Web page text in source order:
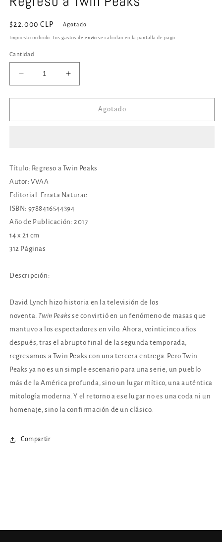
en
modal
Precio
habitual
$22.000 CLP Agotado
Impuesto incluido. Losgastos de envío se calculan en la pantalla de pago.
Cantidad
Reducir
cantidad
para
a
Aumentar
cantidad
para
Regreso
a
Agotado
Título: Regreso a Twin Peaks
Autor: VVAA
Editorial: Errata Naturae
ISBN: 9788416544394
Año de Publicación: 2017
14 x 21 cm
312 Páginas
Descripción:
David Lynch hizo historia en la televisión de los
noventa. Twin Peaks se convirtió en un fenómeno de masas que
mantuvo a los espectadores en vilo. Ahora, veinticinco años
después, tras el abrupto final de la segunda temporada,
regresamos a Twin Peaks con una tercera entrega. Pero Twin
Peaks ya no es un simple escenario para una serie, un pueblo
más de la América profunda, sino un lugar mítico, una auténtica
mitología moderna. Y el retorno a ese lugar no es una coda ni un
homenaje, sino la confirmación de un clásico.
Compartir